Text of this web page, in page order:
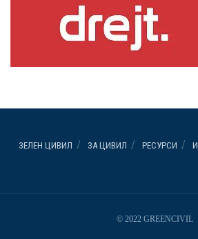
ЗЕЛЕН ЦИВИЛ ЗА ЦИВИЛ РЕСУРСИ
© 2022 GREENCIVIL